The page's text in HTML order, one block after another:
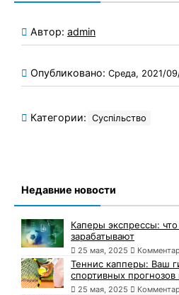
Автор: admin
Опубликовано: Среда, 2021/
Категории: Суспільство
Недавние новости
Каперы экспрессы:
зарабатывают
25 мая, 2025
Теннис капперы: Ваш
спортивных прогнозов
25 мая, 2025